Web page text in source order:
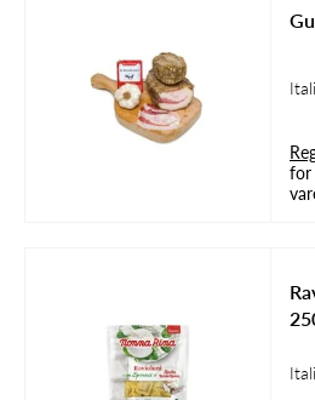
for